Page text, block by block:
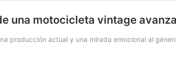
una motocicleta vintage
producción actual y una mirada emocional al